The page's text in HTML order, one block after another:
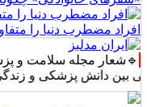
افراد مضطرب دنیا را
🔹شعار مجله سلامت و
پزشکی و زندگی روزمره